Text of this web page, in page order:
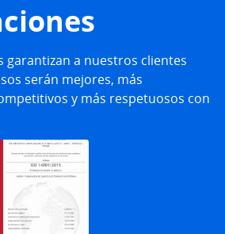
garantizan a nuestros clientes
serán mejores, más
y más respetuosos con